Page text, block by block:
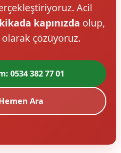
Acil
kapınızda olup,
olarak çözüyoruz.
0534 382 77 01
Ara